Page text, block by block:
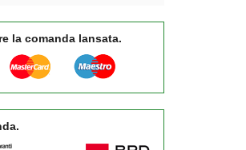
la comanda lansata.